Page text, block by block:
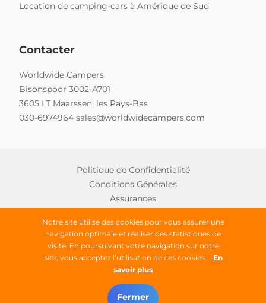
Notre site utilise des cookies pour vous assurer une
navigation optimale et réaliser des statistiques de
visite. En poursuivant votre navigation sur notre
site, vous acceptez l’utilisation de ces cookies.
En
savoir plus
Fermer
Location de camping-cars à Amérique de Sud
Contacter
Worldwide Campers
Bisonspoor 3002-A701
3605 LT Maarssen, les Pays-Bas
030-6974964 sales@worldwidecampers.com
Politique de Confidentialité
Conditions Générales
Assurances
Copyright © 2026 Worldwide Campers
Tous droits réservés
Trouver un camping-car